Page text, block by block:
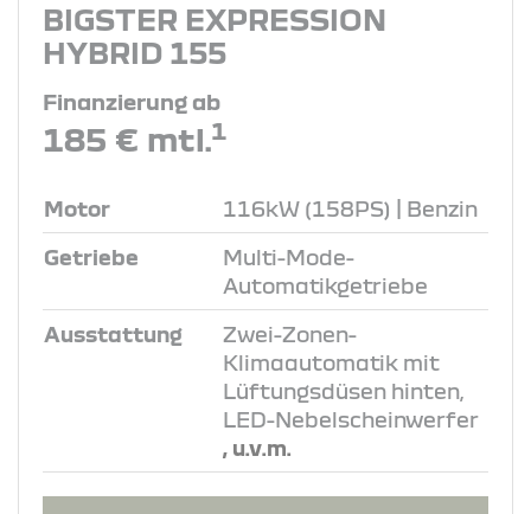
BIGSTER EXPRESSION
HYBRID 155
Finanzierung ab
185 € mtl.1
Motor 116kW (158PS) | Benzin
Getriebe
Multi-Mode-
Automatikgetriebe
Ausstattung
Zwei-Zonen-
Klimaautomatik mit
Lüftungsdüsen hinten,
LED-Nebelscheinwerfer
, u.v.m.